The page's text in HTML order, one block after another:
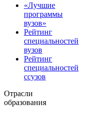
«Лучшие
программы
вузов»
Рейтинг
специальностей
вузов
Рейтинг
специальностей
ссузов
Отрасли
образования